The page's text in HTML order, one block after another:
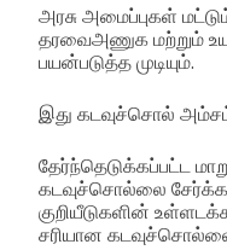
அரசு அமைப்புகள்
தரவைஅணுக மற்றும்
பயன்படுத்த முடியும்.
இது கடவுச்சொல்
தேர்ந்தெடுக்கப்பட்ட
கடவுச்சொல்லை சேர்க்க
குறியீடுகளின்
சரியான